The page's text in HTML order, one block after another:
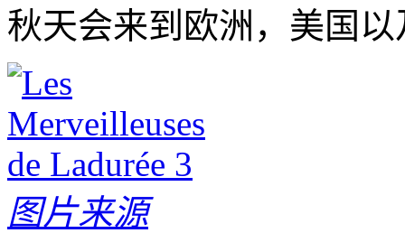
秋天会来到欧洲，美国
图片来源